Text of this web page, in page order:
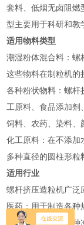
套料、低烟无卤阻燃
型主要用于科研和教
适用物料类型
潮湿粉体混合料‌：螺
这些物料在制粒机的
各种粉状物料‌：螺杆
工原料、食品添加剂
饲料、农药、染料、
化工原料‌：在不添加
多种直径的圆柱形粒
适用行业
螺杆挤压造粒机广泛
医药‌：用于制造各种
如食品用鸡精、各种